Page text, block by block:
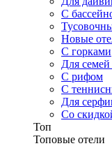
С
Новые
С горками
Для семей
С рифом
С
Для
Со
Топ
Топовые отели